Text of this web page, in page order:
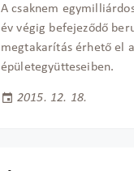
A csaknem
év végig befejeződő
megtakarítás érhető el
épületegyütteseiben.
2015. 12. 18.